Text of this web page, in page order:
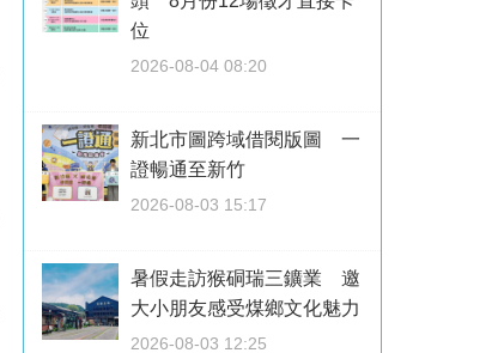
位
2026-08-04 08:20
新北市圖跨域借閱版圖 一
證暢通至新竹
2026-08-03 15:17
暑假走訪猴硐瑞三鑛業 邀
大小朋友感受煤鄉文化魅力
2026-08-03 12:25